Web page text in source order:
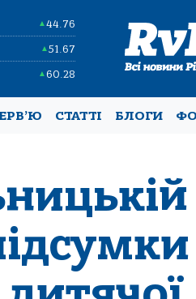
▲44.76
▲51.67
▲60.28
СТАТТІ БЛОГИ